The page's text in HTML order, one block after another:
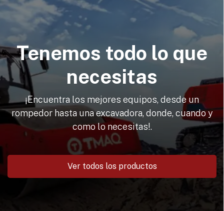
Tenemos todo lo que
necesitas
¡Encuentra los mejores equipos, desde un
rompedor hasta una excavadora, donde, cuando y
como lo necesitas!.
Ver todos los productos